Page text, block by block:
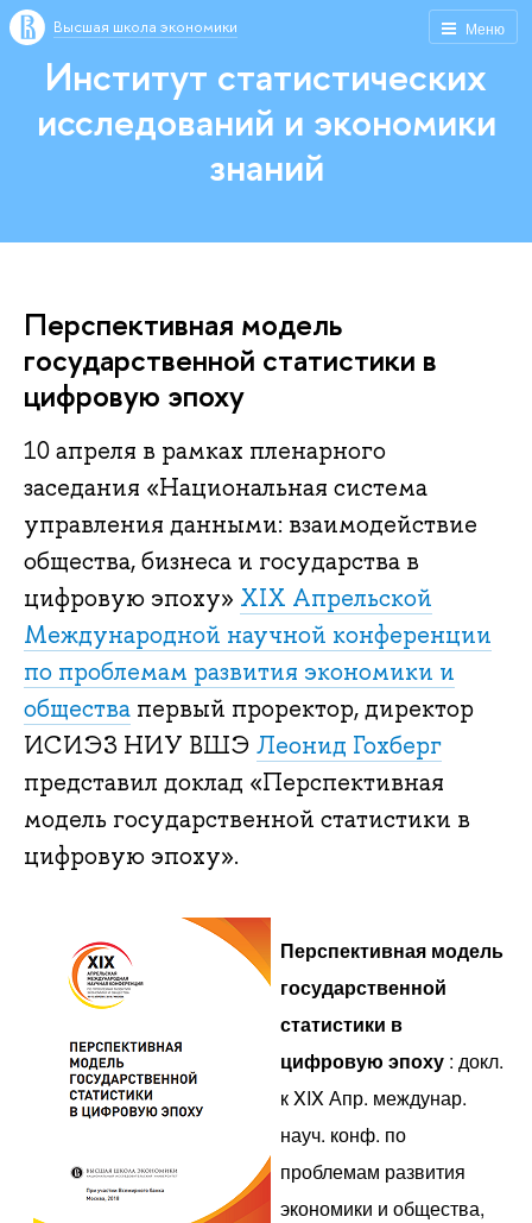
Меню
Высшая школа экономики
Институт статистических
исследований и экономики
знаний
Перспективная модель
государственной статистики в
цифровую эпоху
10 апреля в рамках пленарного
заседания «Национальная система
управления данными: взаимодействие
общества, бизнеса и государства в
цифровую эпоху» XIX Апрельской
Международной научной конференции
по проблемам развития экономики и
общества первый проректор, директор
ИСИЭЗ НИУ ВШЭ Леонид Гохберг
представил доклад «Перспективная
модель государственной статистики в
цифровую эпоху».
Перспективная модель
государственной
статистики в
цифровую эпоху : докл.
к XIX Апр. междунар.
науч. конф. по
проблемам развития
экономики и общества,